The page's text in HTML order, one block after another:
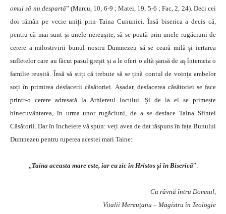
omul să nu despartă” (Marcu, 10, 6-9 ; Matei, 19, 5-6 ; Fac, 2, 24). Deci cei
doi rămân pe vecie uniți prin Taina Cununiei. Însă biserica a decis că,
pentru că mai sunt și unele nereușite, să se poată prin unele rugăciuni de
cerere a milostivirii bunul nostru Dumnezeu să se ceară milă și iertarea
sufletelor care au făcut pasul greșit și a le oferi o altă șansă de aș întemeia o
familie reușită. Însă să știți că trebuie să se țină contul de voința ambelor
soți în primirea desfacerii căsătoriei. Așadar, desfacerea căsătoriei se face
printr-o cerere adresată la Arhiereul locului. Și de la el se primește
binecuvântarea, în urma unor rugăciuni, de a se desface Taina Sfintei
Căsătorii. Dar în încheiere vă spun: veți avea de dat răspuns în fața Bunului
Dumnezeu pentru ruperea acestei mari Taine:
„Taina aceasta mare este, iar eu zic în Hristos și în Biserică”.
Cu râvnă întru Domnul,
Vitalii Mereuţanu – Magistru în Teologie